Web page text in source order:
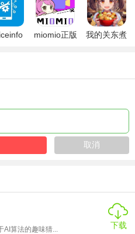
的游戏体验。
miomio正版
我的关东煮
AI算法的趣味猜...
下载